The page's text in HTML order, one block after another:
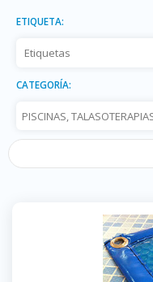
ETIQUETA:
CATEGORÍA: